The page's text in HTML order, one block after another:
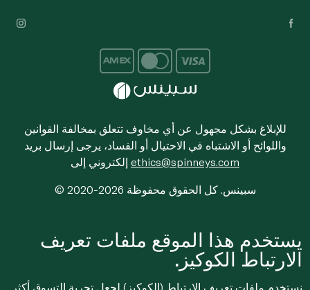
للإبلاغ بشكل مجهول عن أي مخاوف تتعلق بمخالفة القوانين
واللوائح أو الاشتباه في الاحتيال أو الفساد، يرجى إرسال بريد
ethics@spinneys.com
© 2020-2026 سبينس. كل الحقوق محفوظة
يستخدم هذا الموقع ملفات تعريف
الارتباط الكوكيز.
نستخدم ملفات تعريف الارتباط (الكوكيز) لجعل تجربة التسوق أكثر